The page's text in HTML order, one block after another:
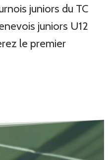
juniors du TC
juniors U12
le premier